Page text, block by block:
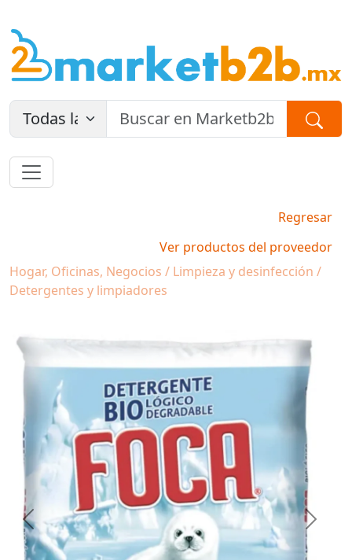
Regresar
Ver productos del proveedor
Hogar, Oficinas, Negocios / Limpieza y desinfección /
Detergentes y limpiadores
Previous Next